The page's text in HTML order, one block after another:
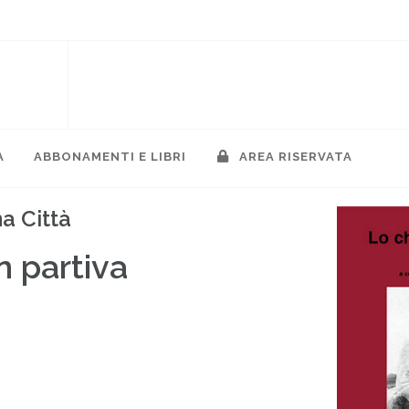
ABBONAMENTI E LIBRI AREA RISERVATA
Città
partiva